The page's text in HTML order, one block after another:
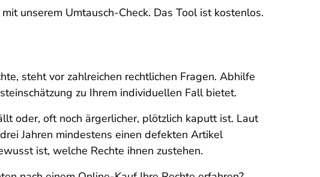
unserem Umtausch-Check. Das Tool ist kostenlos.
steht vor zahlreichen rechtlichen Fragen. Abhilfe
zu Ihrem individuellen Fall bietet.
oder, oft noch ärgerlicher, plötzlich kaputt ist. Laut
Jahren mindestens einen defekten Artikel
ist, welche Rechte ihnen zustehen.